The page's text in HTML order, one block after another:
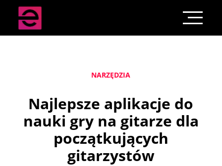
NARZĘDZIA
Najlepsze aplikacje do
nauki gry na gitarze dla
początkujących
gitarzystów